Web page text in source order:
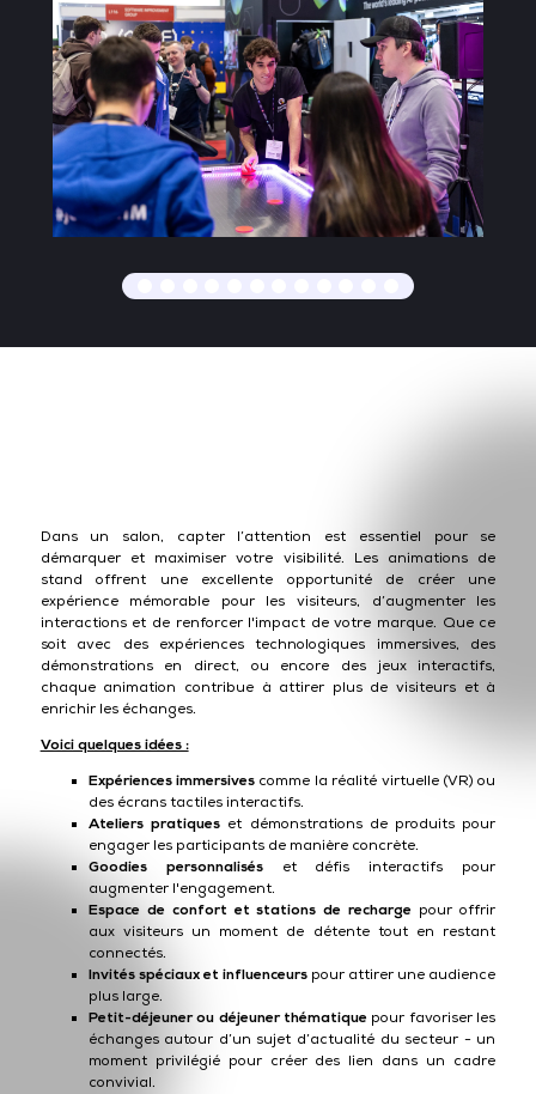
Dans un salon, capter l’attention est essentiel pour se
démarquer et maximiser votre visibilité. Les animations de
stand offrent une excellente opportunité de créer une
expérience mémorable pour les visiteurs, d’augmenter les
interactions et de renforcer l'impact de votre marque. Que ce
soit avec des expériences technologiques immersives, des
démonstrations en direct, ou encore des jeux interactifs,
chaque animation contribue à attirer plus de visiteurs et à
enrichir les échanges.
Voici quelques idées :
Expériences immersives comme la réalité virtuelle (VR) ou
des écrans tactiles interactifs.
Ateliers pratiques et démonstrations de produits pour
engager les participants de manière concrète.
Goodies personnaliséset défis interactifs pour
augmenter l'engagement.
Espace de confort et stations de recharge pour offrir
aux visiteurs un moment de détente tout en restant
connectés.
Invités spéciaux et influenceurspour attirer une audience
plus large.
Petit-déjeuner ou déjeuner thématique pour favoriser les
échanges autour d’un sujet d’actualité du secteur - un
moment privilégié pour créer des lien dans un cadre
convivial.